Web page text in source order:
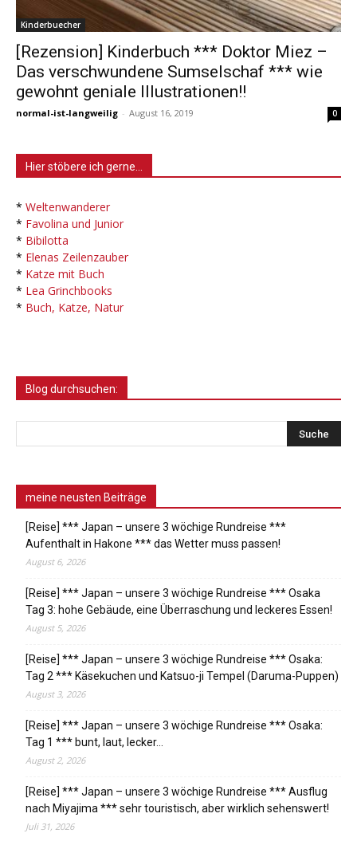
Kinderbuecher
[Rezension] Kinderbuch *** Doktor Miez –
Das verschwundene Sumselschaf *** wie
gewohnt geniale Illustrationen!!
normal-ist-langweilig - August 16, 2019 0
Hier stöbere ich gerne…
* Weltenwanderer
* Favolina und Junior
* Bibilotta
* Elenas Zeilenzauber
* Katze mit Buch
* Lea Grinchbooks
* Buch, Katze, Natur
Blog durchsuchen:
meine neusten Beiträge
[Reise] *** Japan – unsere 3 wöchige Rundreise ***
Aufenthalt in Hakone *** das Wetter muss passen!
August 6, 2026
[Reise] *** Japan – unsere 3 wöchige Rundreise *** Osaka
Tag 3: hohe Gebäude, eine Überraschung und leckeres Essen!
August 5, 2026
[Reise] *** Japan – unsere 3 wöchige Rundreise *** Osaka:
Tag 2 *** Käsekuchen und Katsuo-ji Tempel (Daruma-Puppen)
August 3, 2026
[Reise] *** Japan – unsere 3 wöchige Rundreise *** Osaka:
Tag 1 *** bunt, laut, lecker…
August 2, 2026
[Reise] *** Japan – unsere 3 wöchige Rundreise *** Ausflug
nach Miyajima *** sehr touristisch, aber wirklich sehenswert!
Juli 31, 2026